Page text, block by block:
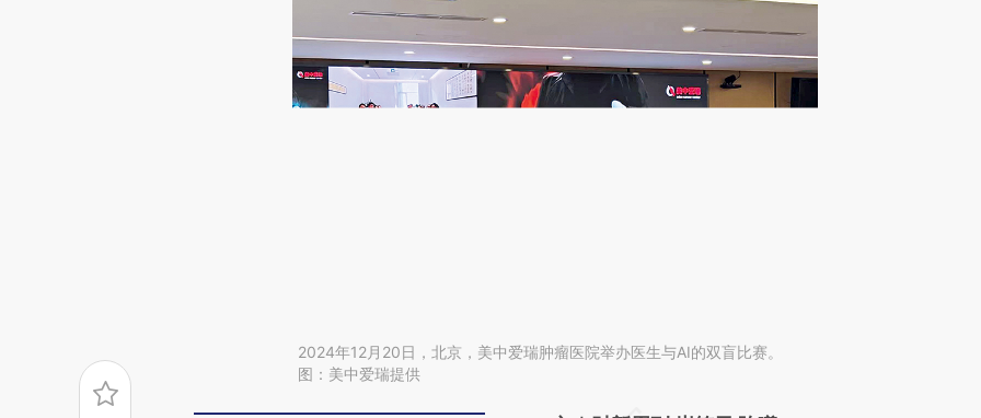
2024年12月20日，北京，美中爱瑞肿瘤医院举办医生与AI的双盲比赛。
图：美中爱瑞提供